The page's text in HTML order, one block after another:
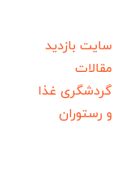
سایت بازدید
مقالات
گردشگری غذا
و رستوران